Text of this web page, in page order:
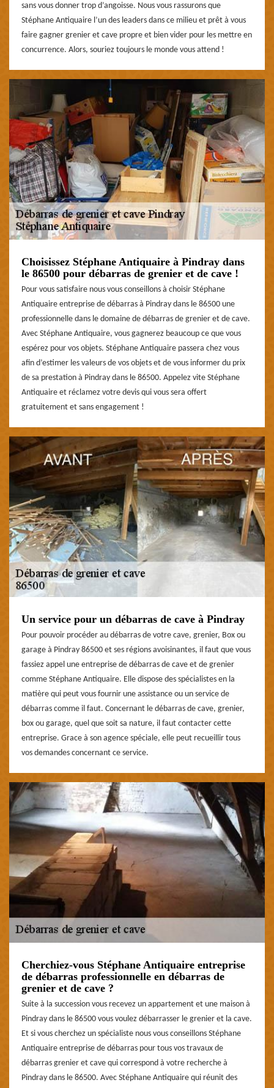
sans vous donner trop d’angoisse. Nous vous rassurons que
Stéphane Antiquaire l’un des leaders dans ce milieu et prêt à vous
faire gagner grenier et cave propre et bien vider pour les mettre en
concurrence. Alors, souriez toujours le monde vous attend !
Choisissez Stéphane Antiquaire à Pindray dans
le 86500 pour débarras de grenier et de cave !
Pour vous satisfaire nous vous conseillons à choisir Stéphane
Antiquaire entreprise de débarras à Pindray dans le 86500 une
professionnelle dans le domaine de débarras de grenier et de cave.
Avec Stéphane Antiquaire, vous gagnerez beaucoup ce que vous
espérez pour vos objets. Stéphane Antiquaire passera chez vous
afin d’estimer les valeurs de vos objets et de vous informer du prix
de sa prestation à Pindray dans le 86500. Appelez vite Stéphane
Antiquaire et réclamez votre devis qui vous sera offert
gratuitement et sans engagement !
Un service pour un débarras de cave à Pindray
Pour pouvoir procéder au débarras de votre cave, grenier, Box ou
garage à Pindray 86500 et ses régions avoisinantes, il faut que vous
fassiez appel une entreprise de débarras de cave et de grenier
comme Stéphane Antiquaire. Elle dispose des spécialistes en la
matière qui peut vous fournir une assistance ou un service de
débarras comme il faut. Concernant le débarras de cave, grenier,
box ou garage, quel que soit sa nature, il faut contacter cette
entreprise. Grace à son agence spéciale, elle peut recueillir tous
vos demandes concernant ce service.
Cherchiez-vous Stéphane Antiquaire entreprise
de débarras professionnelle en débarras de
grenier et de cave ?
Suite à la succession vous recevez un appartement et une maison à
Pindray dans le 86500 vous voulez débarrasser le grenier et la cave.
Et si vous cherchez un spécialiste nous vous conseillons Stéphane
Antiquaire entreprise de débarras pour tous vos travaux de
débarras grenier et cave qui correspond à votre recherche à
Pindray dans le 86500. Avec Stéphane Antiquaire qui réunit des